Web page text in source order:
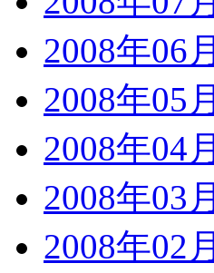
2008年06月
2008年05月
2008年04月
2008年03月
2008年02月